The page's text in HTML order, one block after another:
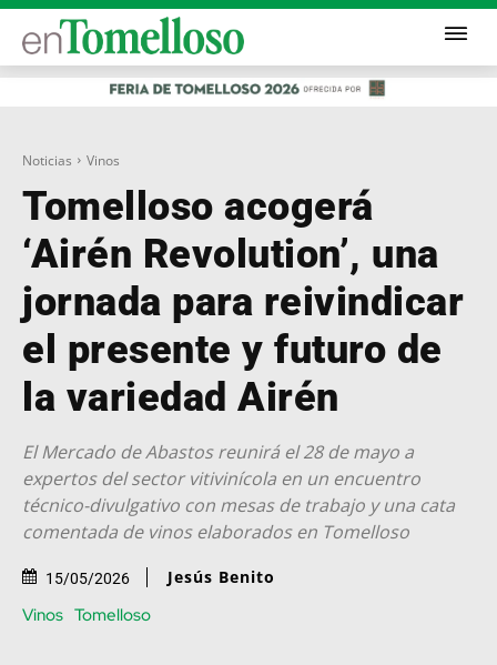
Noticias Vinos
Tomelloso acogerá
‘Airén Revolution’, una
jornada para reivindicar
el presente y futuro de
la variedad Airén
El Mercado de Abastos reunirá el 28 de mayo a
expertos del sector vitivinícola en un encuentro
técnico-divulgativo con mesas de trabajo y una cata
comentada de vinos elaborados en Tomelloso
15/05/2026 Jesús Benito
Vinos Tomelloso